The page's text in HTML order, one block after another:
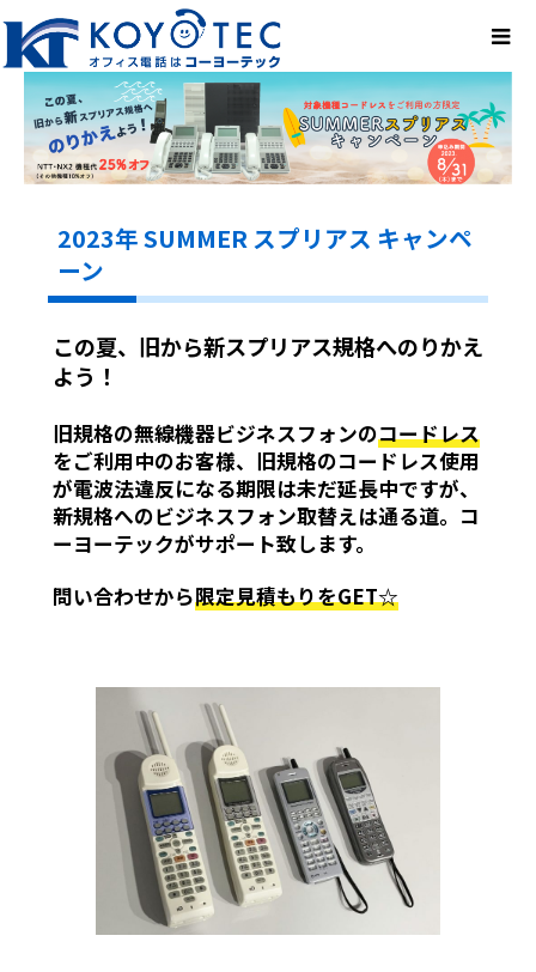
2023年 SUMMER スプリアス キャンペ
ーン
この夏、旧から新スプリアス規格へのりかえ
よう！
旧規格の無線機器ビジネスフォンのコードレス
をご利用中のお客様、旧規格のコードレス使用
が電波法違反になる期限は未だ延長中ですが、
新規格へのビジネスフォン取替えは通る道。コ
ーヨーテックがサポート致します。
問い合わせから限定見積もりをGET☆‎